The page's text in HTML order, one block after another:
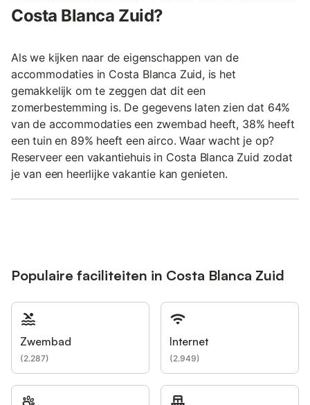
Costa Blanca Zuid?
Als we kijken naar de eigenschappen van de
accommodaties in Costa Blanca Zuid, is het
gemakkelijk om te zeggen dat dit een
zomerbestemming is. De gegevens laten zien dat 64%
van de accommodaties een zwembad heeft, 38% heeft
een tuin en 89% heeft een airco. Waar wacht je op?
Reserveer een vakantiehuis in Costa Blanca Zuid zodat
je van een heerlijke vakantie kan genieten.
Populaire faciliteiten in Costa Blanca Zuid
Zwembad
(2.287)
Internet
(2.949)